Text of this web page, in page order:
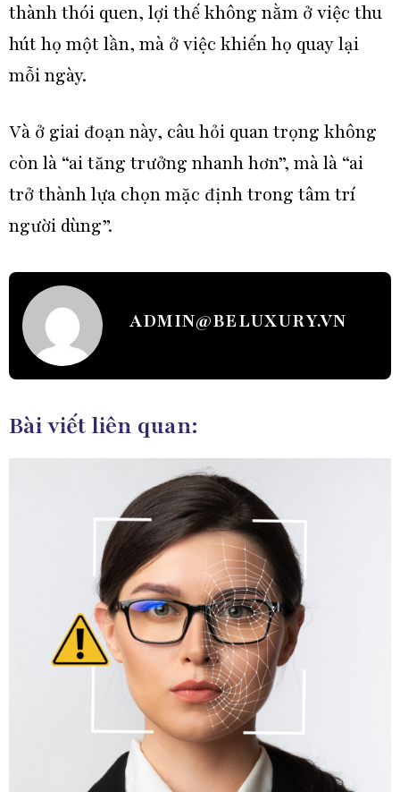
thành thói quen, lợi thế không nằm ở việc thu
hút họ một lần, mà ở việc khiến họ quay lại
mỗi ngày.
Và ở giai đoạn này, câu hỏi quan trọng không
còn là “ai tăng trưởng nhanh hơn”, mà là “ai
trở thành lựa chọn mặc định trong tâm trí
người dùng”.
ADMIN@BELUXURY.VN
Bài viết liên quan: